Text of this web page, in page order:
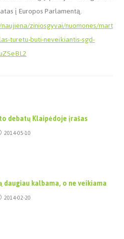
į Europos Parlamentą.
ziniosgyvai/nuomones/mart
turetu-buti-neveikiantis-sgd-
debatų Klaipėdoje įrašas
2014-05-10
kalbama, o ne veikiama
2014-02-20